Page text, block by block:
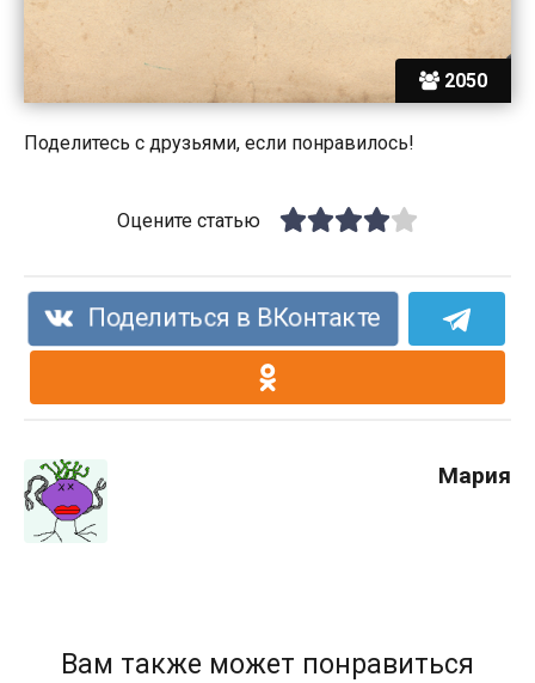
2050
Поделитесь с друзьями, если понравилось!
Оцените статью
Поделиться в ВКонтакте
Мария
Вам также может понравиться